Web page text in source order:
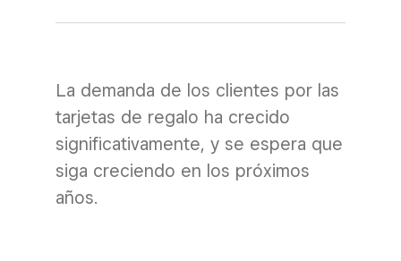
La demanda de los clientes por las
tarjetas de regalo ha crecido
significativamente, y se espera que
siga creciendo en los próximos
años.